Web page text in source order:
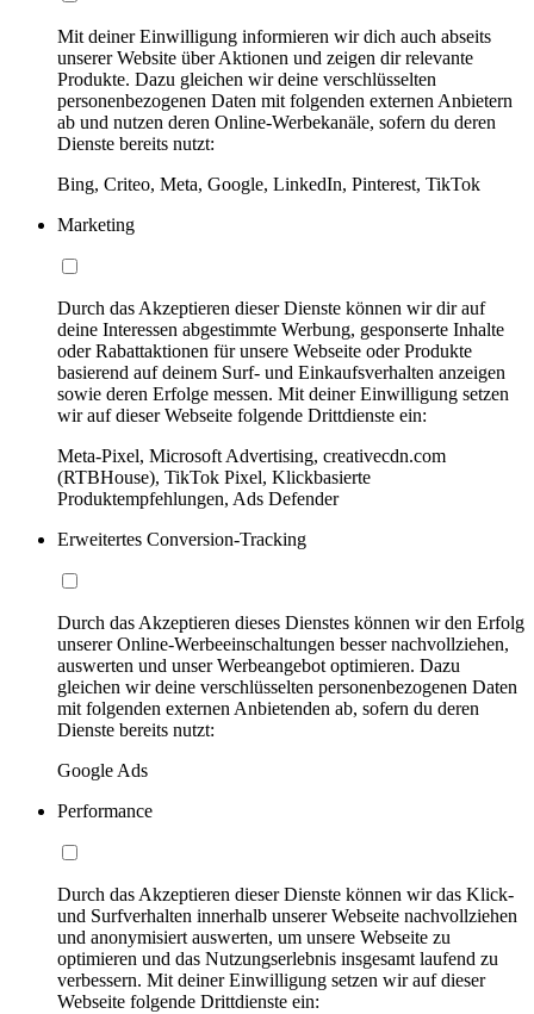
Mit deiner Einwilligung informieren wir dich auch abseits
unserer Website über Aktionen und zeigen dir relevante
Produkte. Dazu gleichen wir deine verschlüsselten
personenbezogenen Daten mit folgenden externen Anbietern
ab und nutzen deren Online-Werbekanäle, sofern du deren
Dienste bereits nutzt:
Bing, Criteo, Meta, Google, LinkedIn, Pinterest, TikTok
Marketing
Durch das Akzeptieren dieser Dienste können wir dir auf
deine Interessen abgestimmte Werbung, gesponserte Inhalte
oder Rabattaktionen für unsere Webseite oder Produkte
basierend auf deinem Surf- und Einkaufsverhalten anzeigen
sowie deren Erfolge messen. Mit deiner Einwilligung setzen
wir auf dieser Webseite folgende Drittdienste ein:
Meta-Pixel, Microsoft Advertising, creativecdn.com
(RTBHouse), TikTok Pixel, Klickbasierte
Produktempfehlungen, Ads Defender
Erweitertes Conversion-Tracking
Durch das Akzeptieren dieses Dienstes können wir den Erfolg
unserer Online-Werbeeinschaltungen besser nachvollziehen,
auswerten und unser Werbeangebot optimieren. Dazu
gleichen wir deine verschlüsselten personenbezogenen Daten
mit folgenden externen Anbietenden ab, sofern du deren
Dienste bereits nutzt:
Google Ads
Performance
Durch das Akzeptieren dieser Dienste können wir das Klick-
und Surfverhalten innerhalb unserer Webseite nachvollziehen
und anonymisiert auswerten, um unsere Webseite zu
optimieren und das Nutzungserlebnis insgesamt laufend zu
verbessern. Mit deiner Einwilligung setzen wir auf dieser
Webseite folgende Drittdienste ein: